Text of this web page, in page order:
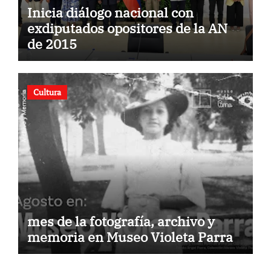
Inicia diálogo nacional con
exdiputados opositores de la AN
de 2015
Cultura
mes de la fotografía, archivo y
memoria en Museo Violeta Parra